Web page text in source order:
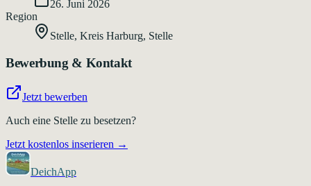
26. Juni 2026
Region
Stelle, Kreis Harburg, Stelle
Bewerbung & Kontakt
Jetzt bewerben
Auch eine Stelle zu besetzen?
Jetzt kostenlos inserieren →
DeichApp